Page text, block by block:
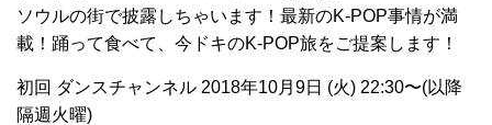
ソウルの街で披露しちゃいます！最新のK-POP事情が満
載！踊って食べて、今ドキのK-POP旅をご提案します！
初回 ダンスチャンネル 2018年10月9日 (火) 22:30〜(以降
隔週火曜)